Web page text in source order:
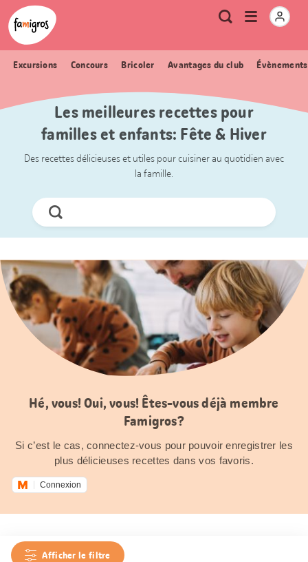
Signets
de
navigation
Header
Logo Métanavigation
RechercheOuvrir
Excursions Concours Bricoler Avantages du club
Les meilleures recettes pour
familles et enfants: Fête & Hiver
Des recettes délicieuses et utiles pour cuisiner au quotidien avec
la famille.
Chercher
Hé, vous! Oui, vous! Êtes-vous déjà membre
Famigros?
Si c’est le cas, connectez-vous pour pouvoir enregistrer les
plus délicieuses recettes dans vos favoris.
Connexion
Afficher le filtre